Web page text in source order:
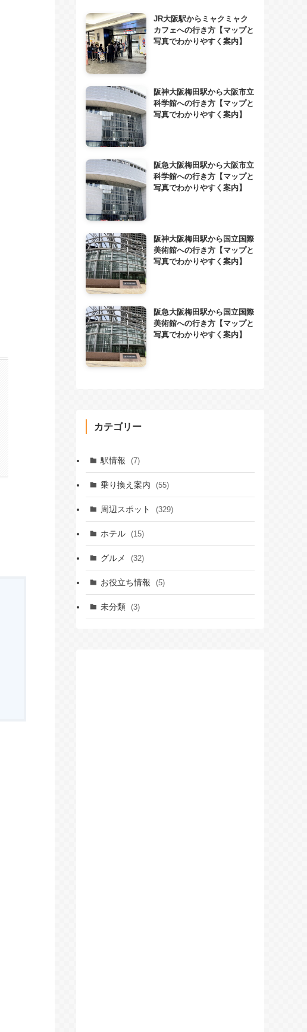
JR大阪駅からミャクミャク
カフェへの行き方【マップと
写真でわかりやすく案内】
阪神大阪梅田駅から大阪市立
科学館への行き方【マップと
写真でわかりやすく案内】
阪急大阪梅田駅から大阪市立
科学館への行き方【マップと
写真でわかりやすく案内】
阪神大阪梅田駅から国立国際
美術館への行き方【マップと
写真でわかりやすく案内】
阪急大阪梅田駅から国立国際
美術館への行き方【マップと
写真でわかりやすく案内】
カテゴリー
駅情報 (7)
乗り換え案内 (55)
周辺スポット (329)
ホテル (15)
グルメ (32)
お役立ち情報 (5)
未分類 (3)